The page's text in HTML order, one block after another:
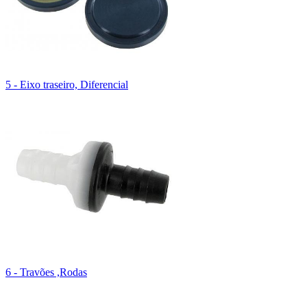
5 - Eixo traseiro, Diferencial
6 - Travões ,Rodas